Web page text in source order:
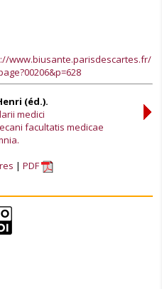
www.biusante.parisdescartes.fr/
(éd.).
medici
facultatis medicae
PDF